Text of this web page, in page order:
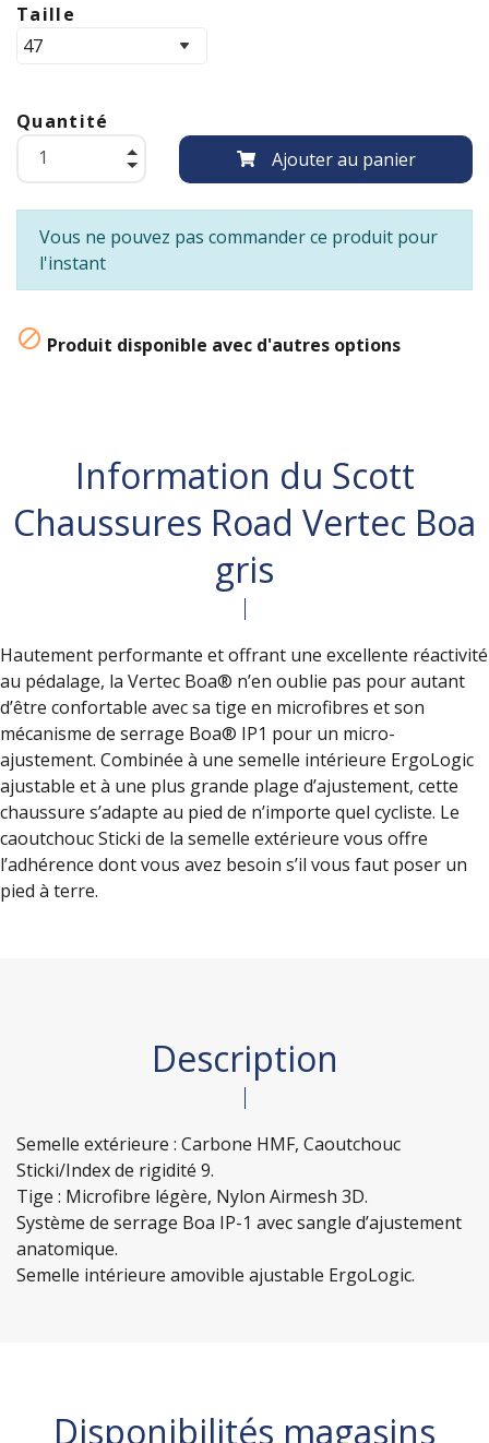
Taille
Quantité
Ajouter au panier
Vous ne pouvez pas commander ce produit pour
l'instant
 Produit disponible avec d'autres options
Information du Scott
Chaussures Road Vertec Boa
gris
Hautement performante et offrant une excellente réactivité
au pédalage, la Vertec Boa® n’en oublie pas pour autant
d’être confortable avec sa tige en microfibres et son
mécanisme de serrage Boa® IP1 pour un micro-
ajustement. Combinée à une semelle intérieure ErgoLogic
ajustable et à une plus grande plage d’ajustement, cette
chaussure s’adapte au pied de n’importe quel cycliste. Le
caoutchouc Sticki de la semelle extérieure vous offre
l’adhérence dont vous avez besoin s’il vous faut poser un
pied à terre.
Description
Semelle extérieure : Carbone HMF, Caoutchouc
Sticki/Index de rigidité 9.
Tige : Microfibre légère, Nylon Airmesh 3D.
Système de serrage Boa IP-1 avec sangle d’ajustement
anatomique.
Semelle intérieure amovible ajustable ErgoLogic.
Disponibilités magasins